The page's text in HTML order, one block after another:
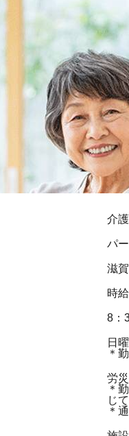
介
パ
滋
時
8：
日
＊
労
＊
じ
＊